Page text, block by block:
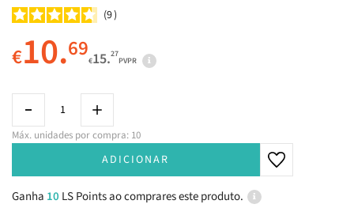
9
€10.69€15.27
PVPR
Máx. unidades por compra: 10
ADICIONAR
Ganha 10 LS Points ao comprares este produto.